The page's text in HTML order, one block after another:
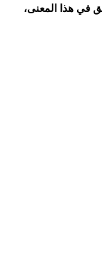
في هذا المعنى،